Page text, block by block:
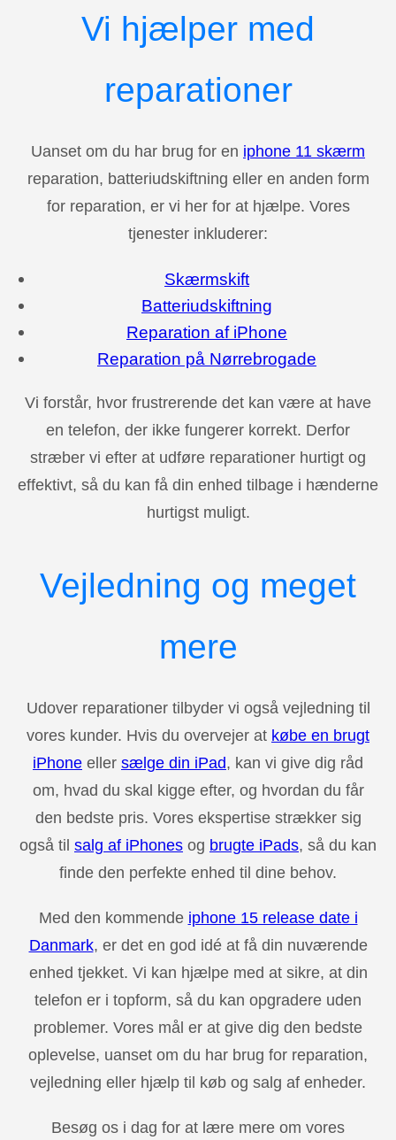
Vi hjælper med
reparationer
Uanset om du har brug for en iphone 11 skærm
reparation, batteriudskiftning eller en anden form
for reparation, er vi her for at hjælpe. Vores
tjenester inkluderer:
Skærmskift
Batteriudskiftning
Reparation af iPhone
Reparation på Nørrebrogade
Vi forstår, hvor frustrerende det kan være at have
en telefon, der ikke fungerer korrekt. Derfor
stræber vi efter at udføre reparationer hurtigt og
effektivt, så du kan få din enhed tilbage i hænderne
hurtigst muligt.
Vejledning og meget
mere
Udover reparationer tilbyder vi også vejledning til
vores kunder. Hvis du overvejer at købe en brugt
iPhone eller sælge din iPad, kan vi give dig råd
om, hvad du skal kigge efter, og hvordan du får
den bedste pris. Vores ekspertise strækker sig
også til salg af iPhones og brugte iPads, så du kan
finde den perfekte enhed til dine behov.
Med den kommende iphone 15 release date i
Danmark, er det en god idé at få din nuværende
enhed tjekket. Vi kan hjælpe med at sikre, at din
telefon er i topform, så du kan opgradere uden
problemer. Vores mål er at give dig den bedste
oplevelse, uanset om du har brug for reparation,
vejledning eller hjælp til køb og salg af enheder.
Besøg os i dag for at lære mere om vores